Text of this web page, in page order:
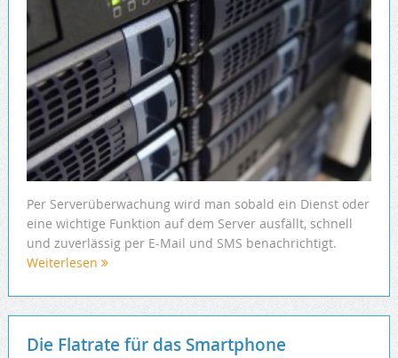
Per Serverüberwachung wird man sobald ein Dienst oder
eine wichtige Funktion auf dem Server ausfällt, schnell
und zuverlässig per E-Mail und SMS benachrichtigt.
Weiterlesen
Die Flatrate für das Smartphone